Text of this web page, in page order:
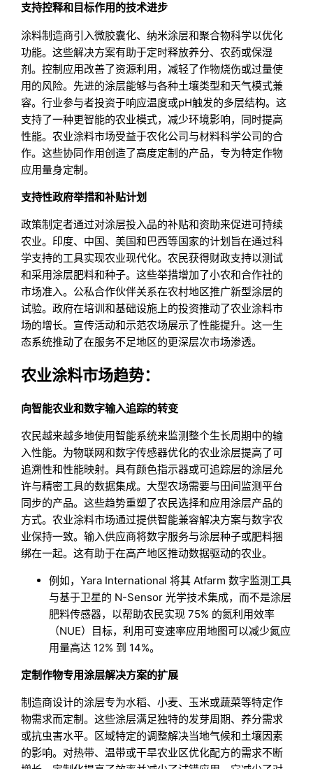
支持控释和目标作用的技术进步
涂料制造商引入微胶囊化、纳米涂层和聚合物科学以优化
功能。这些解决方案有助于定时释放养分、农药或保湿
剂。控制应用改善了资源利用，减轻了作物烧伤或过量使
用的风险。先进的涂层能够与各种土壤类型和天气模式兼
容。行业参与者投资于响应温度或pH触发的多层结构。这
支持了一种更智能的农业模式，减少环境影响，同时提高
性能。农业涂料市场受益于农化公司与材料科学公司的合
作。这些协同作用创造了高度定制的产品，专为特定作物
应用量身定制。
支持性政府举措和补贴计划
政策制定者通过对涂层投入品的补贴和资助来促进可持续
农业。印度、中国、美国和巴西等国家的计划旨在通过科
学支持的工具实现农业现代化。农民获得财政支持以测试
和采用涂层肥料和种子。这些举措增加了小农和合作社的
市场准入。公私合作伙伴关系在农村地区推广新型涂层的
试验。政府在培训和基础设施上的投资推动了农业涂料市
场的增长。宣传活动和示范农场展示了性能提升。这一生
态系统推动了在服务不足地区的更深层次市场渗透。
农业涂料市场趋势：
向智能农业和数字输入追踪的转变
农民越来越多地使用智能系统来监测整个生长周期中的输
入性能。为物联网和数字传感器优化的农业涂层提高了可
追溯性和性能映射。具有颜色指示器或可追踪层的涂层允
许与精密工具的数据集成。大型农场需要与田间监测平台
同步的产品。这些趋势重塑了农民选择和应用涂层产品的
方式。农业涂料市场通过提供智能兼容解决方案与数字农
业保持一致。输入供应商将数字服务与涂层种子或肥料捆
绑在一起。这有助于在高产地区推动数据驱动的农业。
例如，Yara International 将其 Atfarm 数字监测工具
与基于卫星的 N-Sensor 光学技术集成，而不是涂层
肥料传感器，以帮助农民实现 75% 的氮利用效率
（NUE）目标，利用可变速率应用地图可以减少氮应
用量高达 12% 到 14%。
定制作物专用涂层解决方案的扩展
制造商设计的涂层专为水稻、小麦、玉米或蔬菜等特定作
物需求而定制。这些涂层满足独特的发芽周期、养分需求
或抗虫害水平。区域特定的调整解决当地气候和土壤因素
的影响。对热带、温带或干旱农业区优化配方的需求不断